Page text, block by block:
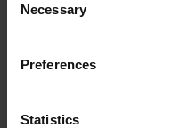
Selection
Necessary
Preferences
Statistics